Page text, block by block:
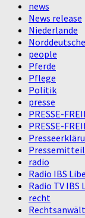
news
News release
Niederlande
people
Pferde
Pflege
Politik
presse
PRESSE-
PRESSE-
radio
Radio IBS
Radio TV IBS
recht